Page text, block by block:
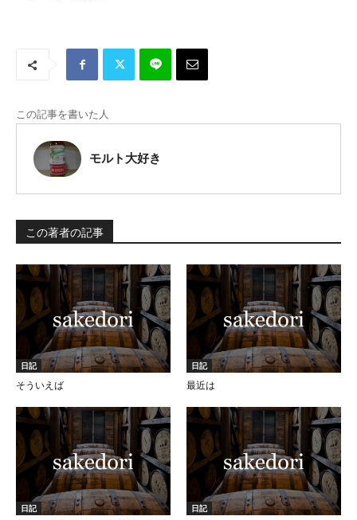
この記事を書いた人
モルト大好き
この著者の記事
日記
そういえば
日記
最近は
日記
日記